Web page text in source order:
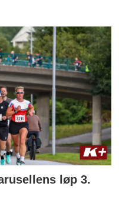
løp 3.